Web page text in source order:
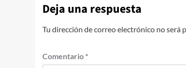
Deja una respuesta
Tu dirección de correo electrónico no será
Comentario *